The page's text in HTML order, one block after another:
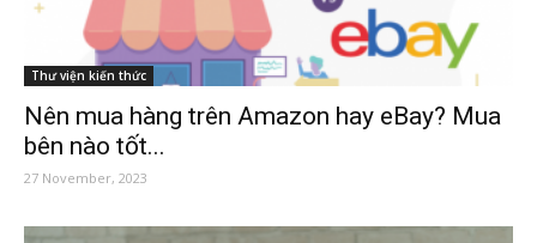
Thư viện kiến thức
Nên mua hàng trên Amazon hay eBay? Mua
bên nào tốt...
27 November, 2023